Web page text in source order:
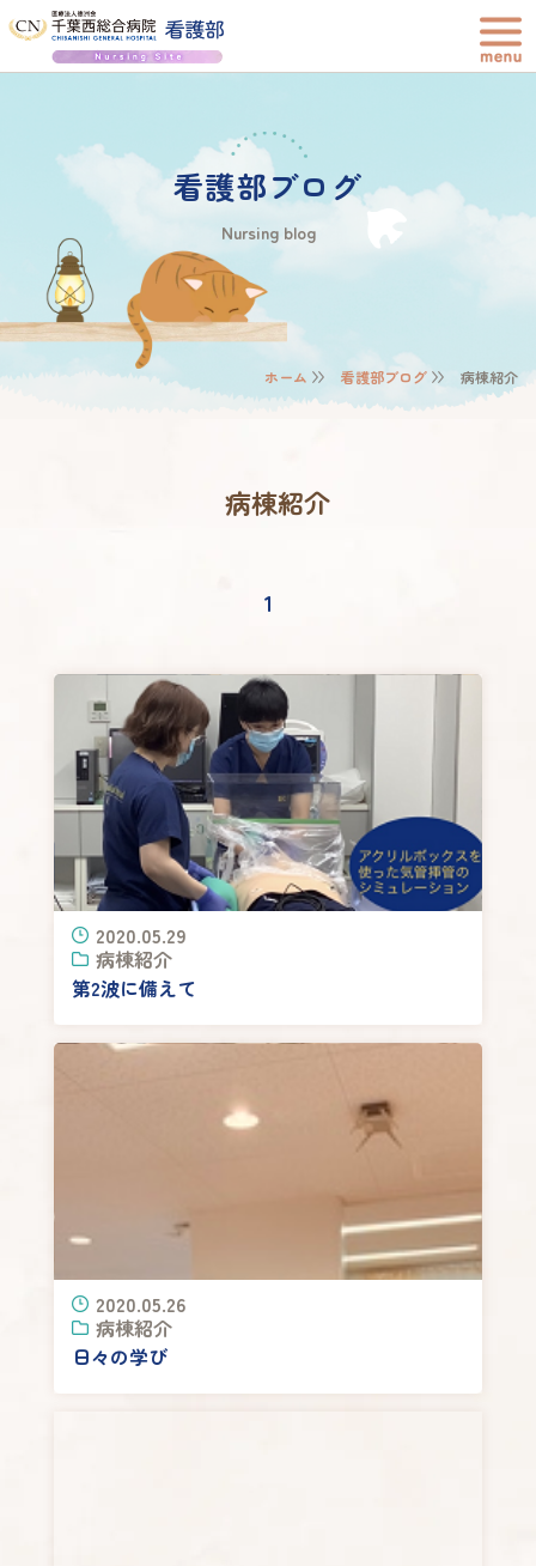
看護部ブログ
Nursing blog
ホーム 看護部ブログ 病棟紹介
病棟紹介
1
2020.05.29
病棟紹介
第2波に備えて
2020.05.26
病棟紹介
日々の学び